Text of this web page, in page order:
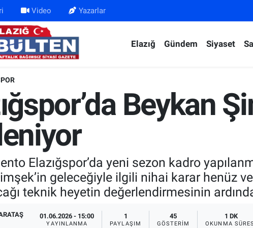
Video Yazarlar
Elazığ Gündem Siyaset
Beykan
Elazığspor’da yeni sezon kadro
geleceğiyle ilgili nihai karar henüz
teknik heyetin değerlendirmesinin
01.06.2026 - 15:00
YAYINLANMA
1
PAYLAŞIM
45
GÖSTERIM
1 DK
OKUNMA
ve Fikstür